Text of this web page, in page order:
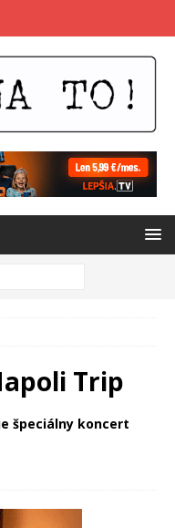
Trip
špeciálny koncert